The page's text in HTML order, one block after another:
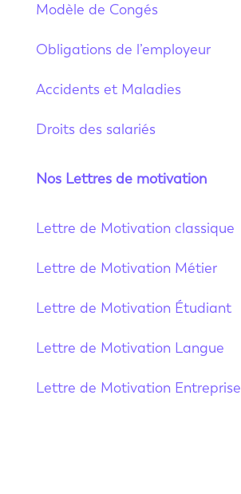
Modèle de Congés
Obligations de l’employeur
Accidents et Maladies
Droits des salariés
Nos Lettres de motivation
Lettre de Motivation classique
Lettre de Motivation Métier
Lettre de Motivation Étudiant
Lettre de Motivation Langue
Lettre de Motivation Entreprise